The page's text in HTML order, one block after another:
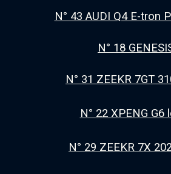
N° 43 AUDI Q4 E-tron
N° 18
N° 31 ZEEKR 7GT
N° 22 ⁠XPENG
N° 29 ZEEKR 7X